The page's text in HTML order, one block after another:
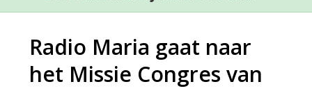
Radio Maria gaat naar
het Missie Congres van